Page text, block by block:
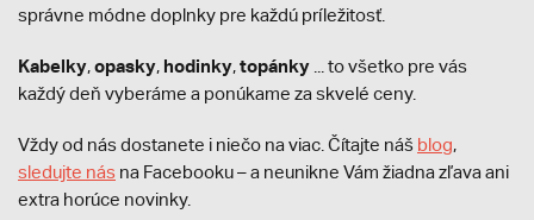
správne módne doplnky pre každú príležitosť.
Kabelky,opasky, hodinky,topánky ... to všetko pre vás
každý deň vyberáme a ponúkame za skvelé ceny.
Vždy od nás dostanete i niečo na viac. Čítajte náš blog,
sledujte nás na Facebooku – a neunikne Vám žiadna zľava ani
extra horúce novinky.